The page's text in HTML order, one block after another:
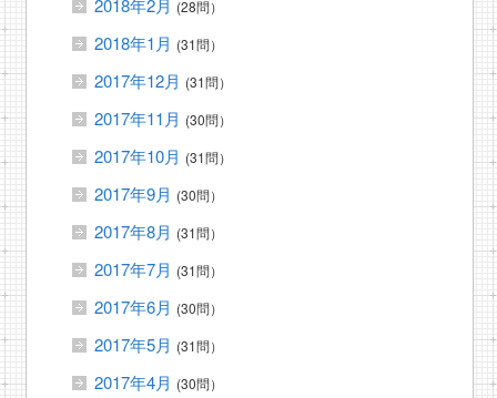
2018年2月 (28問）
2018年1月 (31問）
2017年12月 (31問）
2017年11月 (30問）
2017年10月 (31問）
2017年9月 (30問）
2017年8月 (31問）
2017年7月 (31問）
2017年6月 (30問）
2017年5月 (31問）
2017年4月 (30問）